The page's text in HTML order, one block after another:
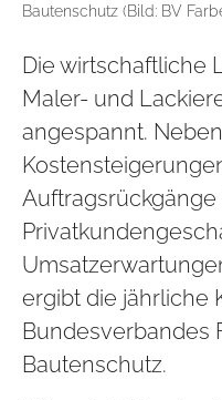
Bautenschutz (Bild: BV
Die wirtschaftliche
Maler- und
angespannt.
Auftragsrückgänge
ergibt die jährliche
Bundesverbandes
Bautenschutz.